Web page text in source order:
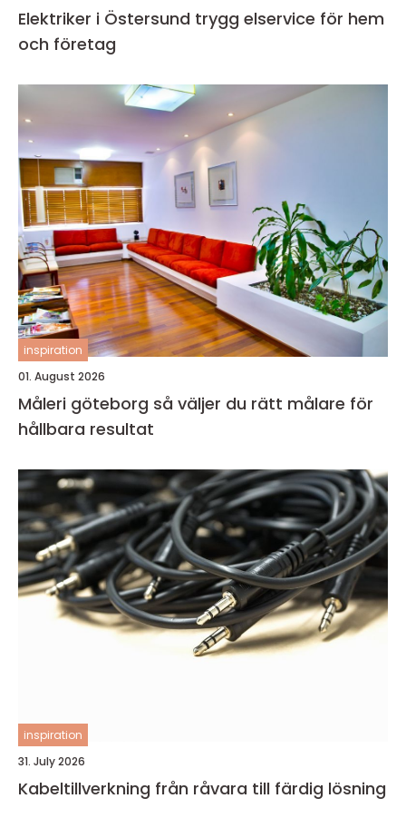
Elektriker i Östersund trygg elservice för hem
och företag
inspiration
01. August 2026
Måleri göteborg så väljer du rätt målare för
hållbara resultat
inspiration
31. July 2026
Kabeltillverkning från råvara till färdig lösning